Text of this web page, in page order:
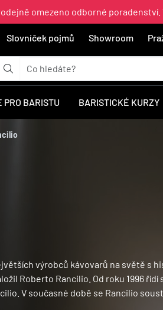
omezeno odborné
Slovníček pojmů Showroom
PRO BARISTU BARISTICKÉ KURZY
výrobců kávovarů na světě s
Roberto Rancilio. Od roku 1996
V současné době se Rancilio